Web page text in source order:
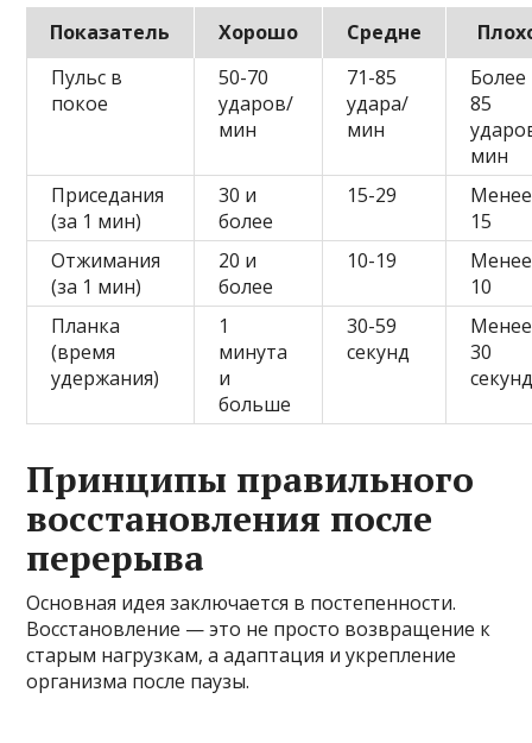
Показатель Хорошо Средне
Пульс в
покое
50-70
ударов/
мин
71-85
удара/
мин
Более
85
мин
Приседания
(за 1 мин)
30 и
более
15-29
Менее
15
Отжимания
(за 1 мин)
20 и
более
10-19
Менее
10
Планка
(время
удержания)
1
минута
и
больше
30-59
секунд
Менее
30
Принципы правильного
восстановления после
перерыва
Основная идея заключается в постепенности.
Восстановление — это не просто возвращение к
старым нагрузкам, а адаптация и укрепление
организма после паузы.